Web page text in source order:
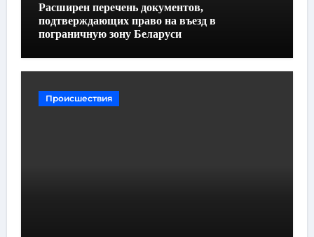
Расширен перечень документов,
подтверждающих право на въезд в
пограничную зону Беларуси
Происшествия